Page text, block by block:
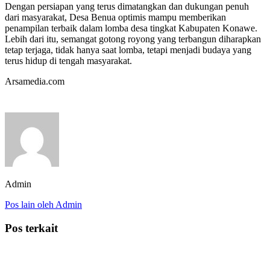
Dengan persiapan yang terus dimatangkan dan dukungan penuh
dari masyarakat, Desa Benua optimis mampu memberikan
penampilan terbaik dalam lomba desa tingkat Kabupaten Konawe.
Lebih dari itu, semangat gotong royong yang terbangun diharapkan
tetap terjaga, tidak hanya saat lomba, tetapi menjadi budaya yang
terus hidup di tengah masyarakat.
Arsamedia.com
Admin
Pos lain oleh Admin
Pos terkait